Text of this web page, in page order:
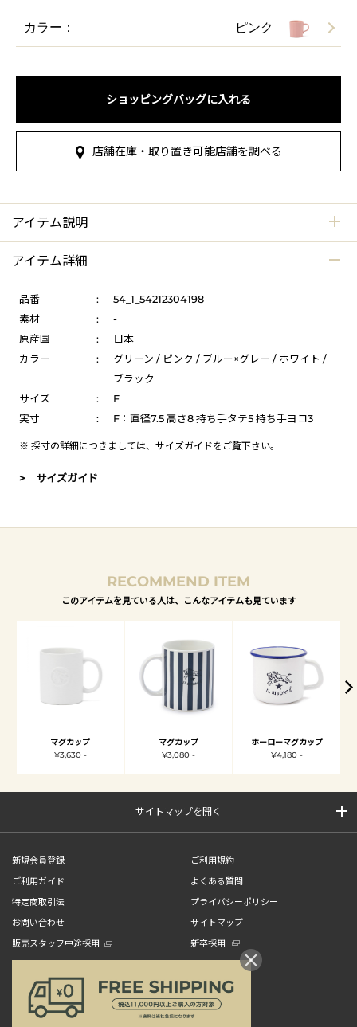
カラー： ピンク
ショッピングバッグに入れる
店舗在庫・取り置き可能店舗を調べる
アイテム説明
アイテム詳細
品番 :
54_1_54212304198
素材
:
-
原産国
:
日本
カラー
:
グリーン / ピンク / ブルー×グレー / ホワイト /
ブラック
サイズ
:
F
実寸
: F：直径7.5 高さ8 持ち手タテ5 持ち手ヨコ3
※ 採寸の詳細につきましては、 サイズガイドをご覧下さい。
> サイズガイド
RECOMMEND ITEM
このアイテムを見ている人は、こんなアイテムも見ています
マグカップ
¥3,630 -
マグカップ
¥3,080 -
ホーローマグカップ
¥4,180 -
サイトマップを開く
新規会員登録
ご利用規約
ご利用ガイド
よくある質問
特定商取引法
プライバシーポリシー
お問い合わせ
サイトマップ
販売スタッフ中途採用
新卒採用